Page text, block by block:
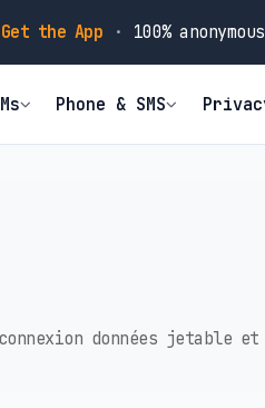
Get the App · 100%
Phone & SMS
connexion données